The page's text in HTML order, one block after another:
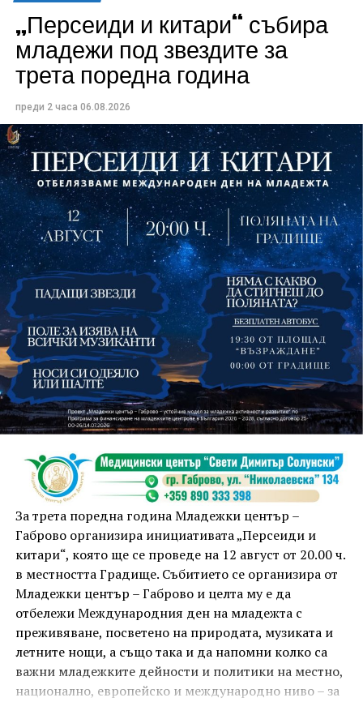
Всички събития ще се проведат в парк „Максим
Райкович“, срещу часовниковата кула, с вход
свободен. Програмата ще започне на 12 август с
изпълнители GoGo, Toria, ZoV & Vakavliev.
На 13 август организаторите са предвидили
занимания и за здрав дух, и за здраво тяло.
Инструкторката по пилатес и йога Йоанна Петрова
от FitLab ще се погрижи за добрия тонус с групова
тренировка от 19.00 ч., а след това ще има мозъчна
атака с куиз вечер за обща култура. Вечерта ще
приключи с прожекция на новия български
комедиен филм „Брънч за начинаещи“ – в парка,
под звездното дряновско небе.
„Персеиди и китари“ събира
младежи под звездите за
трета поредна година
преди 2 часа 06.08.2026
За трета поредна година Младежки център –
Габрово организира инициативата „Персеиди и
китари“, която ще се проведе на 12 август от 20.00 ч.
в местността Градище. Събитието се организира от
Младежки център – Габрово и целта му е да
отбележи Международния ден на младежта с
преживяване, посветено на природата, музиката и
летните нощи, а също така и да напомни колко са
важни младежките дейности и политики на местно,
национално, европейско и международно ниво – за